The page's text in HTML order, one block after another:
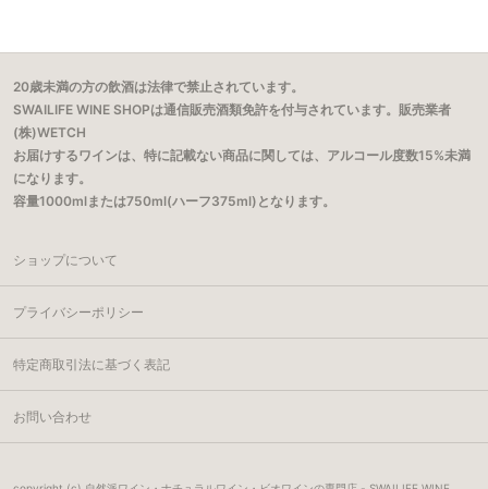
20歳未満の方の飲酒は法律で禁止されています。
SWAILIFE WINE SHOPは通信販売酒類免許を付与されています。販売業者
(株)WETCH
お届けするワインは、特に記載ない商品に関しては、アルコール度数15%未満
になります。
容量1000mlまたは750ml(ハーフ375ml)となります。
ショップについて
プライバシーポリシー
特定商取引法に基づく表記
お問い合わせ